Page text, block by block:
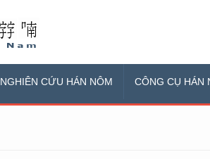
NGHIÊN CỨU HÁN NÔM CÔNG CỤ HÁN